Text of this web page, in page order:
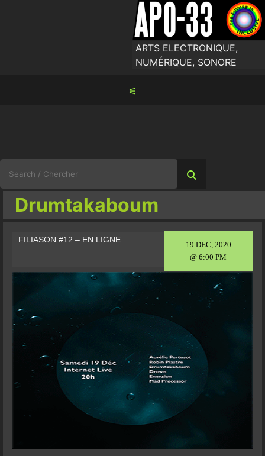
ARTS ELECTRONIQUE,
NUMÉRIQUE, SONORE
⚟
for:
Drumtakaboum
19 DEC, 2020
@ 6:00 PM
FILIASON #12 – EN LIGNE